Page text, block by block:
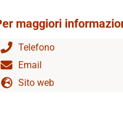
maggiori
Telefono
Email
Sito web